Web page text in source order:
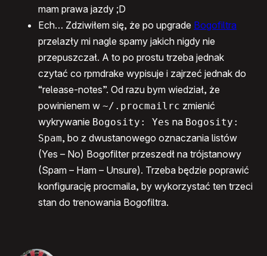
mam prawa jazdy ;D
Ech… Zdziwiłem się, że po upgrade Bogofiltra
przelazły mi nagle spamy jakich nigdy nie
przepuszczał. A to po prostu trzeba jednak
czytać co rpmdrake wypisuje i zajrzeć jednak do
“release-notes”. Od razu bym wiedział, że
powinienem w ~/.procmailrc zmienić
wykrywanie Bogosity: Yes na Bogosity:
Spam, bo z dwustanowego oznaczania listów
(Yes – No) Bogofilter przeszedł na trójstanowy
(Spam – Ham – Unsure). Trzeba będzie poprawić
konfigurację procmaila, by wykorzystać ten trzeci
stan do trenowania Bogofiltra.